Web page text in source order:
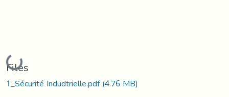
Loading...
Files
1_Sécurité Indudtrielle.pdf(4.76 MB)